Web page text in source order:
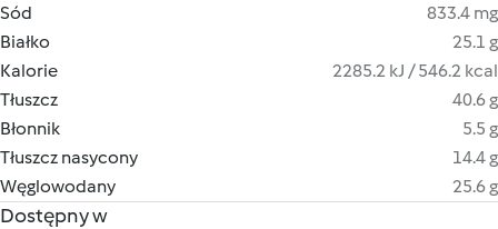
Sód
833.4 mg
Białko
25.1 g
Kalorie
2285.2 kJ / 546.2 kcal
Tłuszcz
40.6 g
Błonnik
5.5 g
Tłuszcz nasycony
14.4 g
Węglowodany
25.6 g
Dostępny w